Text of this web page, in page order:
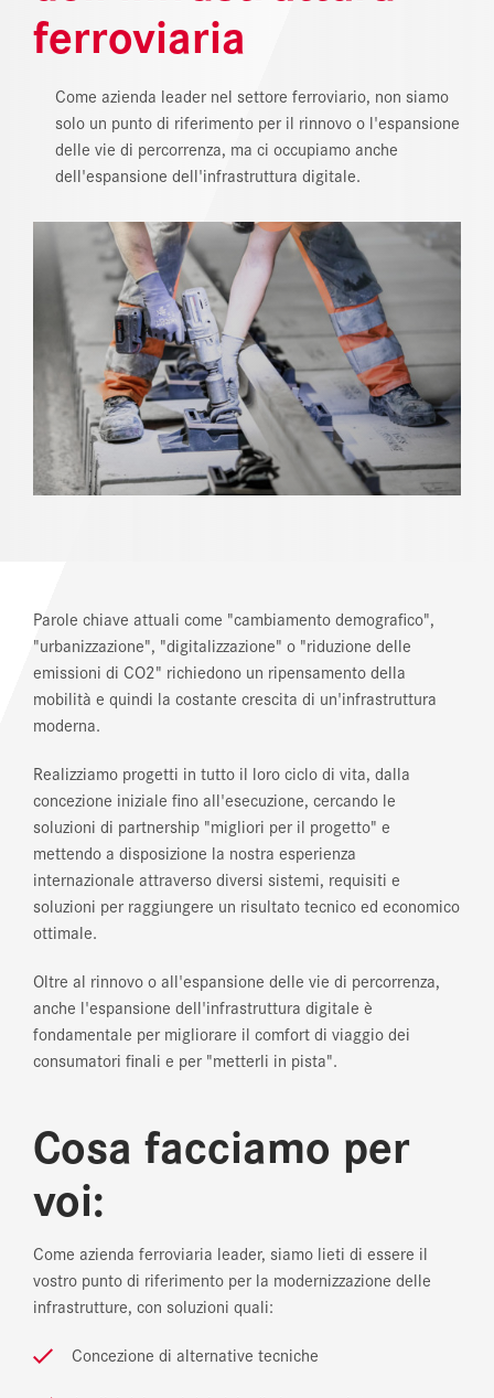
REFERENZE
NEWS
SEZIONE DOWNLOAD
ferroviaria
Come azienda leader nel settore ferroviario, non siamo
solo un punto di riferimento per il rinnovo o l'espansione
delle vie di percorrenza, ma ci occupiamo anche
dell'espansione dell'infrastruttura digitale.
Parole chiave attuali come "cambiamento demografico",
"urbanizzazione", "digitalizzazione" o "riduzione delle
emissioni di CO2" richiedono un ripensamento della
mobilità e quindi la costante crescita di un'infrastruttura
moderna.
Realizziamo progetti in tutto il loro ciclo di vita, dalla
concezione iniziale fino all'esecuzione, cercando le
soluzioni di partnership "migliori per il progetto" e
mettendo a disposizione la nostra esperienza
internazionale attraverso diversi sistemi, requisiti e
soluzioni per raggiungere un risultato tecnico ed economico
ottimale.
Oltre al rinnovo o all'espansione delle vie di percorrenza,
anche l'espansione dell'infrastruttura digitale è
fondamentale per migliorare il comfort di viaggio dei
consumatori finali e per "metterli in pista".
Cosa facciamo per
voi:
Come azienda ferroviaria leader, siamo lieti di essere il
vostro punto di riferimento per la modernizzazione delle
infrastrutture, con soluzioni quali:
Concezione di alternative tecniche